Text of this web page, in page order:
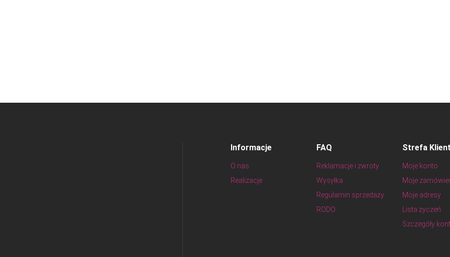
Informacje
O nas
Realizacje
FAQ
Reklamacje i zwroty
Wysyłka
Regulamin sprzedaży
RODO
Strefa
Moje konto
Moje
Moje adresy
Lista życzeń
Szczegóły